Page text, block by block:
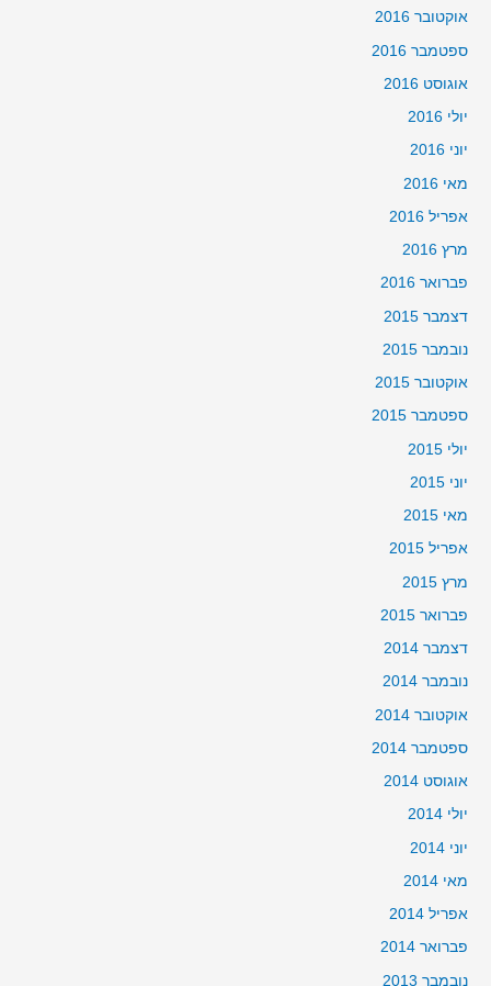
אוקטובר 2016
ספטמבר 2016
אוגוסט 2016
יולי 2016
יוני 2016
מאי 2016
אפריל 2016
מרץ 2016
פברואר 2016
דצמבר 2015
נובמבר 2015
אוקטובר 2015
ספטמבר 2015
יולי 2015
יוני 2015
מאי 2015
אפריל 2015
מרץ 2015
פברואר 2015
דצמבר 2014
נובמבר 2014
אוקטובר 2014
ספטמבר 2014
אוגוסט 2014
יולי 2014
יוני 2014
מאי 2014
אפריל 2014
פברואר 2014
נובמבר 2013